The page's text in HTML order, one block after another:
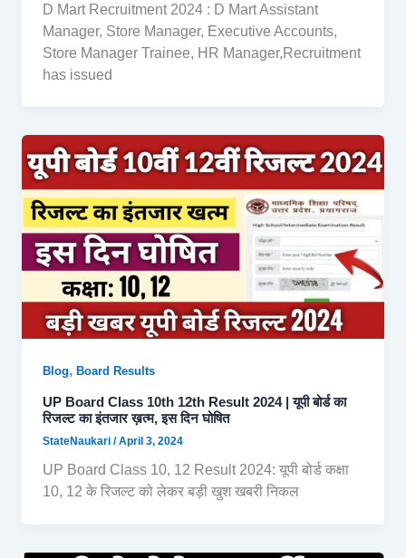
D Mart Recruitment 2024 : D Mart Assistant
Manager, Store Manager, Executive Accounts,
Store Manager Trainee, HR Manager,Recruitment
has issued
Blog,Board Results
UP Board Class 10th 12th Result 2024 | यूपी बोर्ड का
रिजल्ट का इंतजार ख़त्म, इस दिन घोषित
StateNaukari/April 3, 2024
UP Board Class 10, 12 Result 2024: यूपी बोर्ड कक्षा
10, 12 के रिजल्ट को लेकर बड़ी खुश खबरी निकल